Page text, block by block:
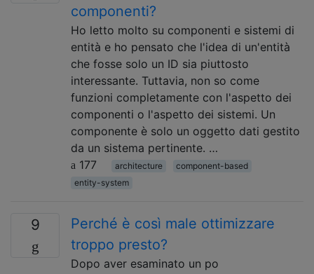
componenti?
Ho letto molto su componenti e sistemi di
entità e ho pensato che l'idea di un'entità
che fosse solo un ID sia piuttosto
interessante. Tuttavia, non so come
funzioni completamente con l'aspetto dei
componenti o l'aspetto dei sistemi. Un
componente è solo un oggetto dati gestito
da un sistema pertinente. …
177
architecture
component-based
entity-system
9
Perché è così male ottimizzare
troppo presto?
Dopo aver esaminato un po